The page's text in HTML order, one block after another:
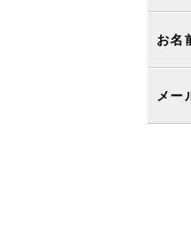
お名
メー